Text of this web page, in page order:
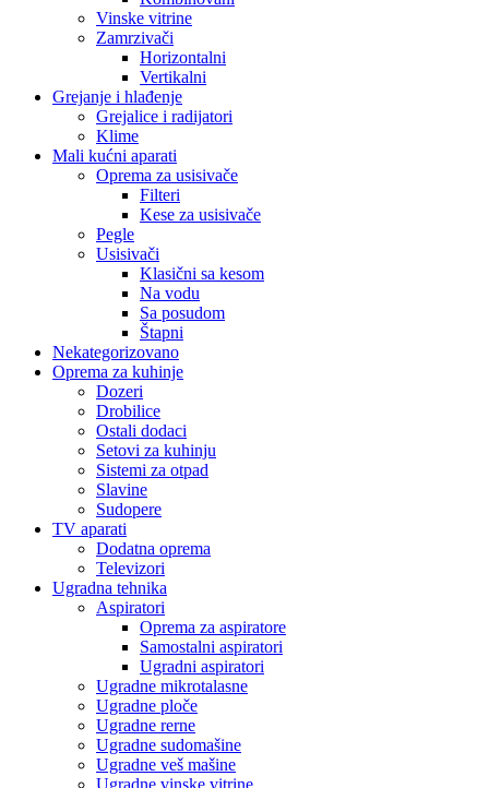
Vinske vitrine
Zamrzivači
Horizontalni
Vertikalni
Grejanje i hlađenje
Grejalice i radijatori
Klime
Mali kućni aparati
Oprema za usisivače
Filteri
Kese za usisivače
Pegle
Usisivači
Klasični sa kesom
Na vodu
Sa posudom
Štapni
Nekategorizovano
Oprema za kuhinje
Dozeri
Drobilice
Ostali dodaci
Setovi za kuhinju
Sistemi za otpad
Slavine
Sudopere
TV aparati
Dodatna oprema
Televizori
Ugradna tehnika
Aspiratori
Oprema za aspiratore
Samostalni aspiratori
Ugradni aspiratori
Ugradne mikrotalasne
Ugradne ploče
Ugradne rerne
Ugradne sudomašine
Ugradne veš mašine
Ugradne vinske vitrine